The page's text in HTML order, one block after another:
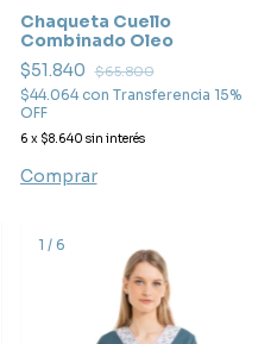
Chaqueta Cuello
Combinado Oleo
$51.840
$65.800
$44.064 con Transferencia 15%
OFF
6 x $8.640 sin interés
Comprar
1 / 6